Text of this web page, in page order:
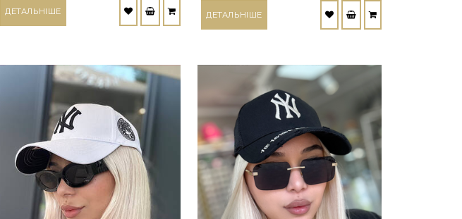
ДЕТАЛЬНIШЕ ДЕТАЛЬНIШЕ